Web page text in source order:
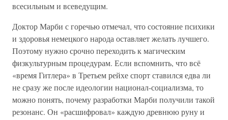
всесильным и всеведущим.
Доктор Марби с горечью отмечал, что состояние психики
и здоровья немецкого народа оставляет желать лучшего.
Поэтому нужно срочно переходить к магическим
физкультурным процедурам. Если вспомнить, что всё
«время Гитлера» в Третьем рейхе спорт ставился едва ли
не сразу же после идеологии национал-социализма, то
можно понять, почему разработки Марби получили такой
резонанс. Он «расшифровал» каждую древнюю руну и